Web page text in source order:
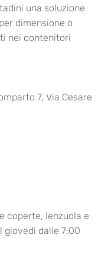
una soluzione
dimensione o
nei contenitori
7, Via Cesare
coperte, lenzuola e
giovedì dalle 7:00